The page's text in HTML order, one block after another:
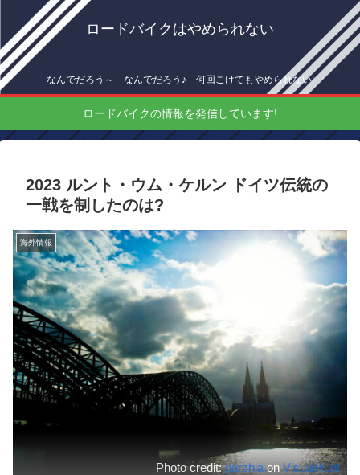
ロードバイクはやめられない
なんでだろう～ なんでだろう♪ 何回こけてもやめられない!
ロードバイクの情報を発信しています!
2023 ルント・ウム・ケルン ドイツ伝統の
一戦を制したのは?
海外情報
Photo credit:garzhiaonVisualHunt